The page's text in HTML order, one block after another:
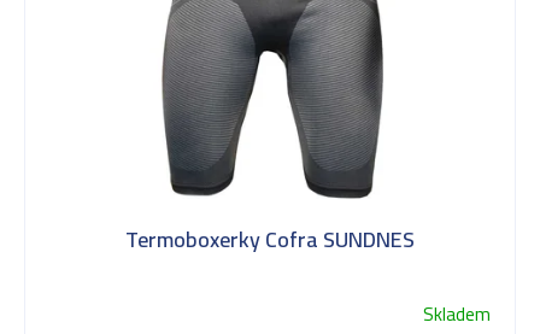
Termoboxerky Cofra SUNDNES
Skladem